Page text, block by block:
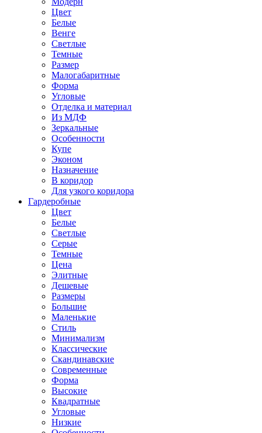
Цвет
Белые
Венге
Светлые
Темные
Размер
Малогабаритные
Форма
Угловые
Отделка и материал
Из МДФ
Зеркальные
Особенности
Купе
Эконом
Назначение
В коридор
Для узкого коридора
Гардеробные
Цвет
Белые
Светлые
Серые
Темные
Цена
Элитные
Дешевые
Размеры
Большие
Маленькие
Стиль
Минимализм
Классические
Скандинавские
Современные
Форма
Высокие
Квадратные
Угловые
Низкие